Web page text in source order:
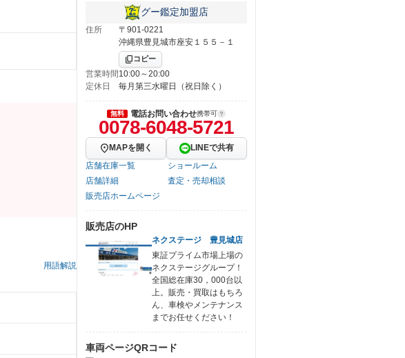
用語解説
グー鑑定加盟店
住所
〒901-0221
沖縄県豊見城市座安１５５－１
コピー
営業時間10:00～20:00
定休日
毎月第三水曜日（祝日除く）
無料 電話お問い合わせ携帯可
0078-6048-5721
MAPを開く
LINEで共有
店舗在庫一覧
ショールーム
店舗詳細
査定・売却相談
販売店ホームページ
販売店のHP
ネクステージ 豊見城店
東証プライム市場上場の
ネクステージグループ！
全国総在庫30，000台以
上。販売・買取はもちろ
ん、車検やメンテナンス
までお任せください！
車両ページQRコード